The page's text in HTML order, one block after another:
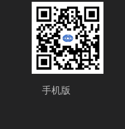
手机版